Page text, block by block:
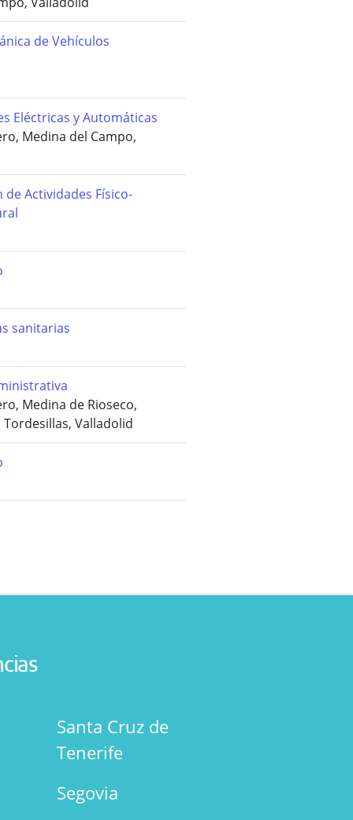
de Vehículos
Eléctricas y Automáticas
Medina del Campo,
Actividades Físico-
sanitarias
Medina de Rioseco,
Valladolid
Santa Cruz de
Tenerife
Segovia